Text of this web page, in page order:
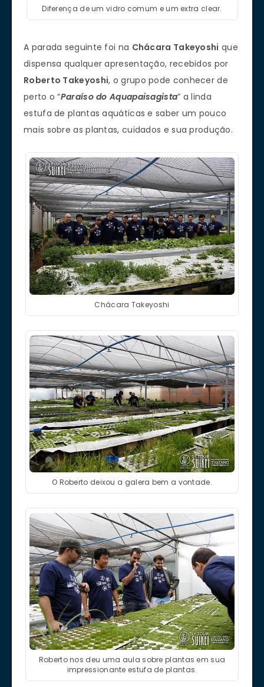
Diferença de um vidro comum e um extra clear.
A parada seguinte foi na Chácara Takeyoshi que
dispensa qualquer apresentação, recebidos por
Roberto Takeyoshi, o grupo pode conhecer de
perto o “Paraíso do Aquapaisagista” a linda
estufa de plantas aquáticas e saber um pouco
mais sobre as plantas, cuidados e sua produção.
Chácara Takeyoshi
O Roberto deixou a galera bem a vontade.
Roberto nos deu uma aula sobre plantas em sua
impressionante estufa de plantas.